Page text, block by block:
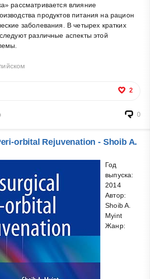
рассматривается влияние
продуктов питания на рацион
заболевания. В четырех кратких
различные аспекты этой
2
0
orbital Rejuvenation - Shoib A.
Год
выпуска:
2014
Автор:
Shoib A.
Myint
Жанр: